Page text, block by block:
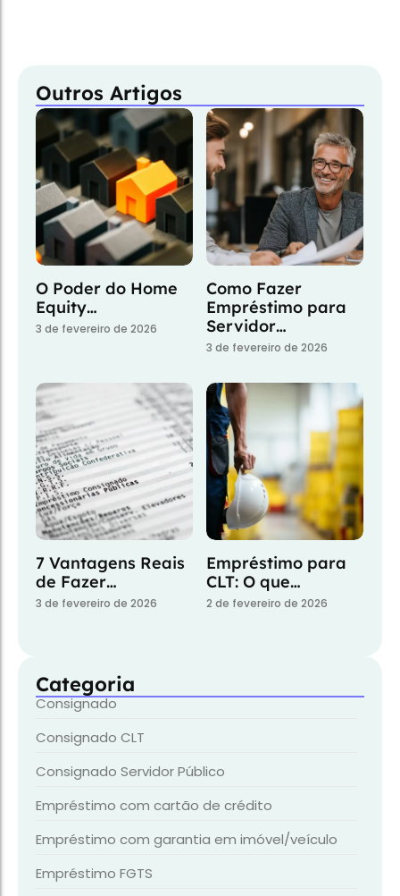
Outros Artigos
O Poder do Home
Equity…
3 de fevereiro de 2026
Como Fazer
Empréstimo para
Servidor…
3 de fevereiro de 2026
7 Vantagens Reais
de Fazer…
3 de fevereiro de 2026
Empréstimo para
CLT: O que…
2 de fevereiro de 2026
Categoria
Consignado
Consignado CLT
Consignado Servidor Público
Empréstimo com cartão de crédito
Empréstimo com garantia em imóvel/veículo
Empréstimo FGTS